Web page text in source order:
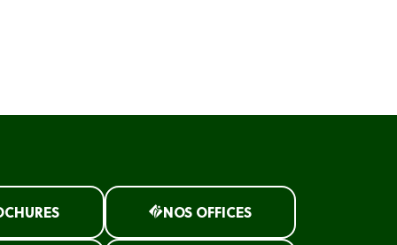
NOS OFFICES